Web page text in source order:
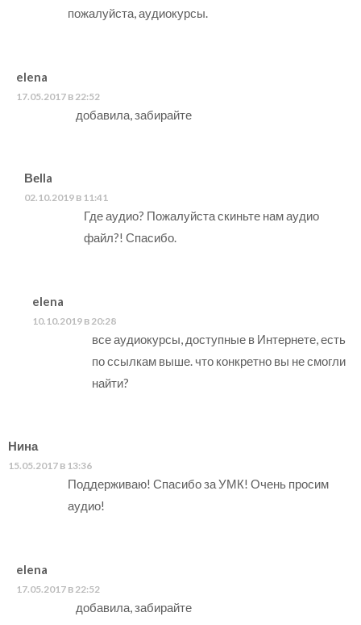
пожалуйста, аудиокурсы.
elena
17.05.2017 в 22:52
добавила, забирайте
Веlla
02.10.2019 в 11:41
Где аудио? Пожалуйста скиньте нам аудио
файл?! Спасибо.
elena
10.10.2019 в 20:28
все аудиокурсы, доступные в Интернете, есть
по ссылкам выше. что конкретно вы не смогли
найти?
Нина
15.05.2017 в 13:36
Поддерживаю! Спасибо за УМК! Очень просим
аудио!
elena
17.05.2017 в 22:52
добавила, забирайте